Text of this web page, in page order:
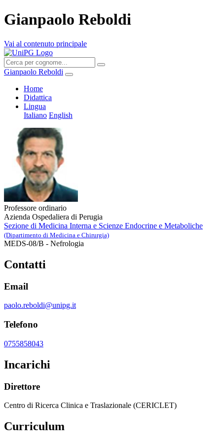
Gianpaolo Reboldi
Vai al contenuto principale
Gianpaolo Reboldi
Home
Didattica
Lingua
Italiano English
Professore ordinario
Azienda Ospedaliera di Perugia
Sezione di Medicina Interna e Scienze Endocrine e Metaboliche
(Dipartimento di Medicina e Chirurgia)
MEDS-08/B - Nefrologia
Contatti
Email
paolo.reboldi@unipg.it
Telefono
0755858043
Incarichi
Direttore
Centro di Ricerca Clinica e Traslazionale (CERICLET)
Curriculum